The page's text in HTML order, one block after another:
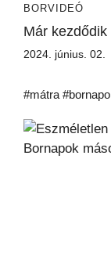
BORVIDEÓ
Már
2024. június. 02.
#mátra